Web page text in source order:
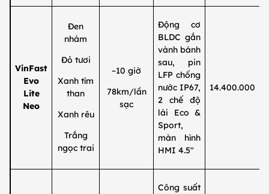
VinFast
Evo
Lite
Neo
Đen
nhám
Đỏ tươi
Xanh tím
than
Xanh rêu
Trắng
ngọc trai
~10 giờ
78km/lần
sạc
Động cơ
BLDC gắn
vành bánh
sau, pin
LFP chống
nước IP67,
2 chế độ
lái Eco &
Sport,
màn hình
HMI 4.5"
14.400.000
Công suất